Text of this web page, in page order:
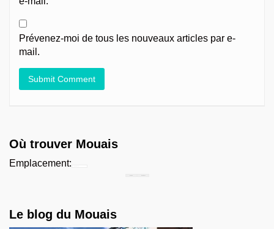
Prévenez-moi de tous les nouveaux articles par e-
mail.
Où trouver Mouais
Emplacement:
Le blog du Mouais